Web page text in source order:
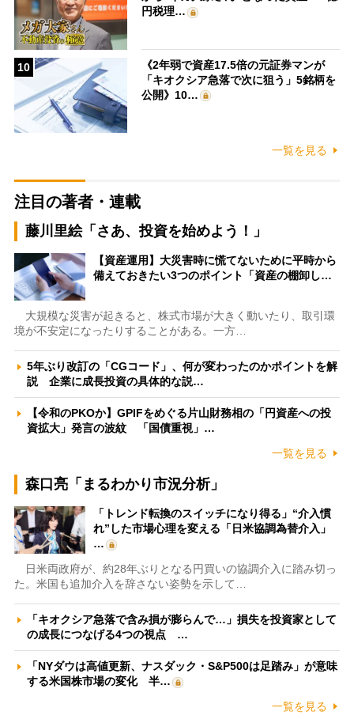
円税理…
10
《2年弱で資産17.5倍の元証券マンが
「キオクシア急落で次に狙う」5銘柄を
公開》10…
一覧を見る
注目の著者・連載
藤川里絵「さあ、投資を始めよう！」
【資産運用】大災害時に慌てないために平時から
備えておきたい3つのポイント「資産の棚卸し…
大規模な災害が起きると、株式市場が大きく動いたり、取引環
境が不安定になったりすることがある。一方…
5年ぶり改訂の「CGコード」、何が変わったのかポイントを解
説 企業に成長投資の具体的な説…
【令和のPKOか】GPIFをめぐる片山財務相の「円資産への投
資拡大」発言の波紋 「国債重視」…
一覧を見る
森口亮「まるわかり市況分析」
「トレンド転換のスイッチになり得る」“介入慣
れ”した市場心理を変える「日米協調為替介入」
…
日米両政府が、約28年ぶりとなる円買いの協調介入に踏み切っ
た。米国も追加介入を辞さない姿勢を示して…
「キオクシア急落で含み損が膨らんで…」損失を投資家として
の成長につなげる4つの視点 …
「NYダウは高値更新、ナスダック・S&P500は足踏み」が意味
する米国株市場の変化 半…
一覧を見る